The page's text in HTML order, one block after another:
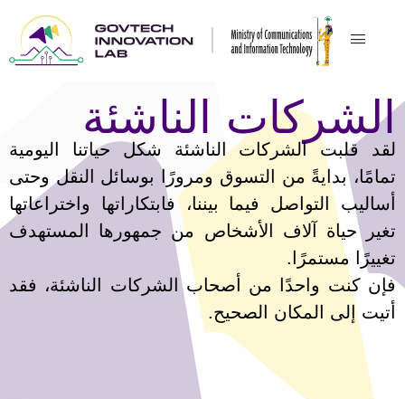
الشركات الناشئة
لقد قلبت الشركات الناشئة شكل حياتنا اليومية
تمامًا، بدايةً من التسوق ومرورًا بوسائل النقل وحتى
أساليب التواصل فيما بيننا، فابتكاراتها واختراعاتها
تغير حياة آلاف الأشخاص من جمهورها المستهدف
تغييرًا مستمرًا.
فإن كنت واحدًا من أصحاب الشركات الناشئة، فقد
أتيت إلى المكان الصحيح.